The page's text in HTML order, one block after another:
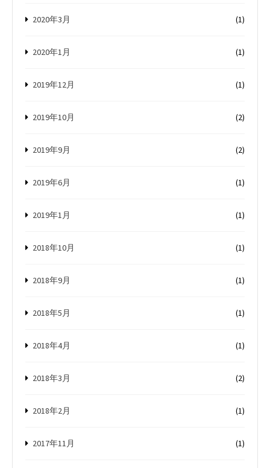
2020年3月 (1)
2020年1月 (1)
2019年12月 (1)
2019年10月 (2)
2019年9月 (2)
2019年6月 (1)
2019年1月 (1)
2018年10月 (1)
2018年9月 (1)
2018年5月 (1)
2018年4月 (1)
2018年3月 (2)
2018年2月 (1)
2017年11月 (1)